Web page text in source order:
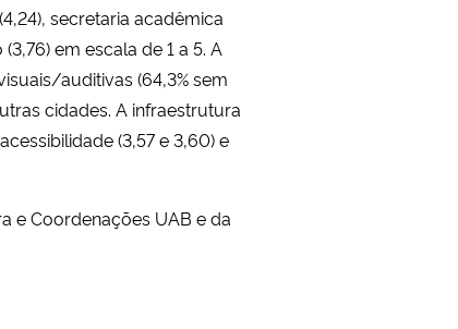
secretaria acadêmica
em escala de 1 a 5. A
auditivas (64,3% sem
cidades. A infraestrutura
(3,57 e 3,60) e
e Coordenações UAB e da